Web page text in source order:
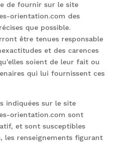
de fournir sur le site
orientation.com des
que possible.
être tenues responsable
et des carences
soient de leur fait ou
qui lui fournissent ces
indiquées sur le site
orientation.com sont
et sont susceptibles
les renseignements figurant